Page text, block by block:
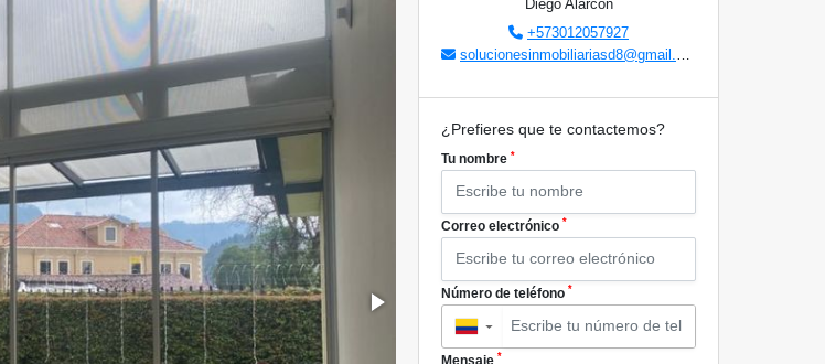
Diego Alarcón
+573012057927
solucionesinmobiliariasd8@gmail.com
¿Prefieres que te contactemos?
Tu nombre *
Correo electrónico *
Número de teléfono *
▼
Mensaje *